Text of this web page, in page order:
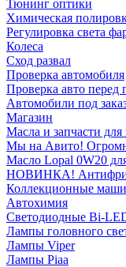
Тюнинг оптики
Химическая
Регулировка света
Колеса
Сход развал
Проверка автомобиля
Проверка авто перед
Автомобили под
Магазин
Масла и запчасти
Мы на Авито!
Масло Lopal 0W20
НОВИНКА! Антифриз
Коллекционные
Автохимия
Светодиодные Bi-
Лампы головного
Лампы Viper
Лампы Piaa